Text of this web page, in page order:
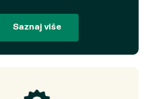
Saznaj više